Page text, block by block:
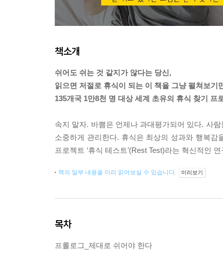
책소개
쉬어도 쉬는 것 같지가 않다는 당신,
읽으면 저절로 휴식이 되는 이 책을 그냥 펼쳐보기
135개국 1만8천 명 대상 세계 초유의 휴식 찾기 프
속지 말자. 바쁨은 언제나 과대평가되어 있다. 사
소중하게 관리한다. 휴식은 최상의 성과와 행복
프로젝트 ‘휴식 테스트’(Rest Test)라는 혁신적인
책의 일부 내용을 미리 읽어보실 수 있습니다. 미리보기
목차
프롤로그_제대로 쉬어야 한다